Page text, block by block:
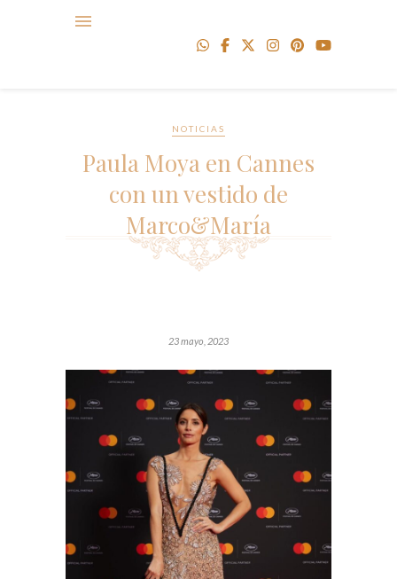
NOTICIAS
Paula Moya en Cannes
con un vestido de
Marco&María
23 mayo, 2023